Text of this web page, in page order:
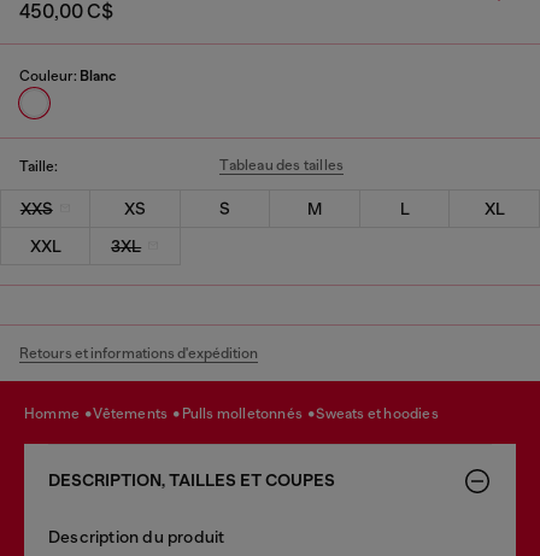
450,00 C$
Couleur: Blanc
Taille: Tableau des tailles
XXS XS S M L
XL
XXL
3XL
Retours et informations d'expédition
homme vêtements pulls molletonnés sweats et hoodies
DESCRIPTION, TAILLES ET COUPES
Description du produit